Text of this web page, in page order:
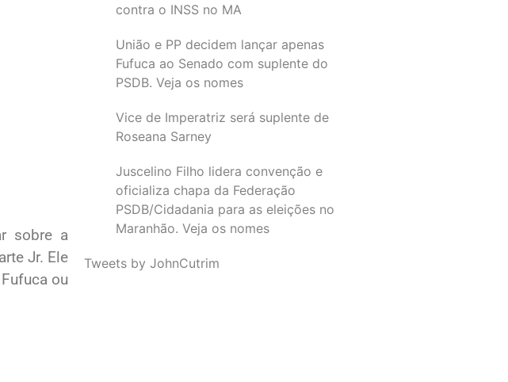
sobre a
Jr. Ele
ou
contra o INSS no MA
União e PP decidem lançar apenas
Fufuca ao Senado com suplente do
PSDB. Veja os nomes
Vice de Imperatriz será suplente de
Roseana Sarney
Juscelino Filho lidera convenção e
oficializa chapa da Federação
PSDB/Cidadania para as eleições no
Maranhão. Veja os nomes
Tweets by JohnCutrim